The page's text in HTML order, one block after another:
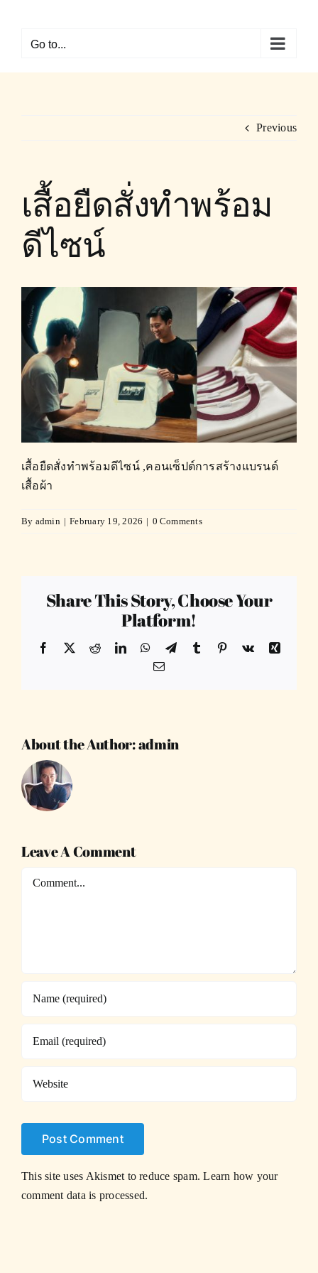
contentGo to...
Previous
เสื้อยืดสั่งทำพร้อม
ดีไซน์
เสื้อยืดสั่งทำพร้อมดีไซน์ ,คอนเซ็ปต์การสร้างแบรนด์
เสื้อผ้า
By admin | February 19, 2026 | 0 Comments
Share This Story, Choose Your
Platform!
Facebook
X RedditLinkedInWhatsApp
TelegramTumblr Pinterest
Vk
Xing
Email
About the Author:admin
Leave A Comment
Comment
This site uses Akismet to reduce spam.Learn how your
comment data is processed.